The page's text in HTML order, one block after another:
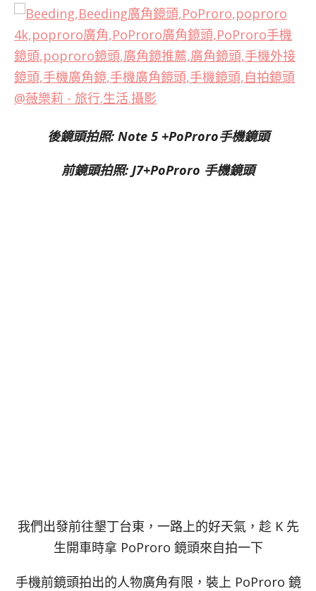
後鏡頭拍照: Note 5 +PoProro手機鏡頭
前鏡頭拍照: J7+PoProro 手機鏡頭
我們出發前往墾丁台東，一路上的好天氣，趁 K 先
生開車時拿 PoProro 鏡頭來自拍一下
手機前鏡頭拍出的人物廣角有限，裝上 PoProro 鏡